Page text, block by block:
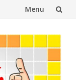
Menu